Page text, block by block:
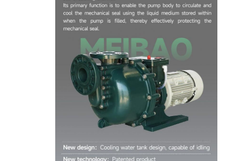
کنترل کیفیت
اخبار
همه موارد
درخواست نقل قول